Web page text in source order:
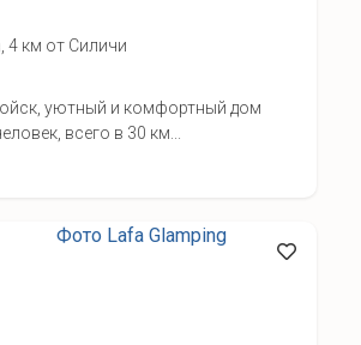
4 км от Силичи
уютный и комфортный дом
всего в 30 км...